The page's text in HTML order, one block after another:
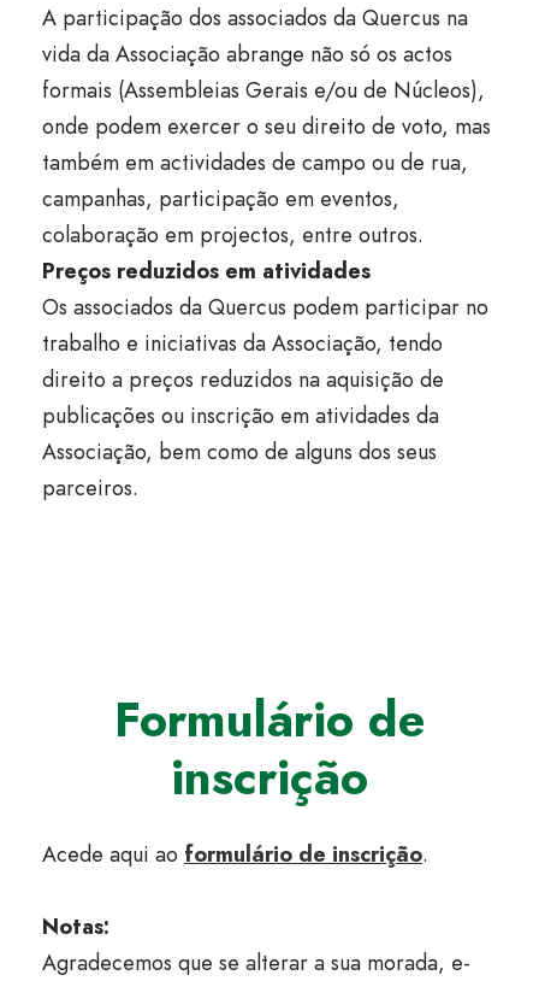
A participação dos associados da Quercus na
vida da Associação abrange não só os actos
formais (Assembleias Gerais e/ou de Núcleos),
onde podem exercer o seu direito de voto, mas
também em actividades de campo ou de rua,
campanhas, participação em eventos,
colaboração em projectos, entre outros.
Preços reduzidos em atividades
Os associados da Quercus podem participar no
trabalho e iniciativas da Associação, tendo
direito a preços reduzidos na aquisição de
publicações ou inscrição em atividades da
Associação, bem como de alguns dos seus
parceiros.
Formulário de
inscrição
Acede aqui ao formulário de inscrição.
Notas:
Agradecemos que se alterar a sua morada, e-